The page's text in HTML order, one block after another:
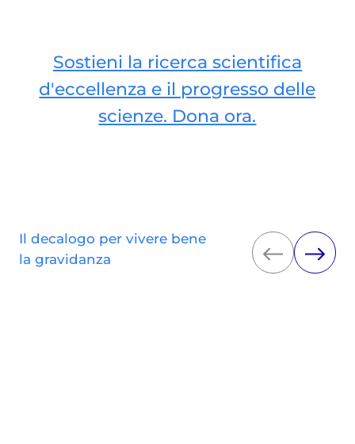
Sostieni la ricerca scientifica
d'eccellenza e il progresso delle
scienze. Dona ora.
Il decalogo per vivere bene
la gravidanza